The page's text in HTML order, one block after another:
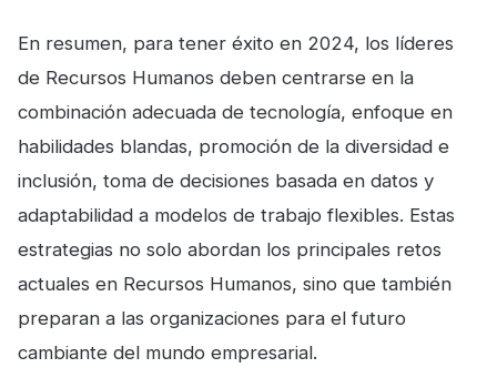
En resumen, para tener éxito en 2024, los líderes
de Recursos Humanos deben centrarse en la
combinación adecuada de tecnología, enfoque en
habilidades blandas, promoción de la diversidad e
inclusión, toma de decisiones basada en datos y
adaptabilidad a modelos de trabajo flexibles. Estas
estrategias no solo abordan los principales retos
actuales en Recursos Humanos, sino que también
preparan a las organizaciones para el futuro
cambiante del mundo empresarial.